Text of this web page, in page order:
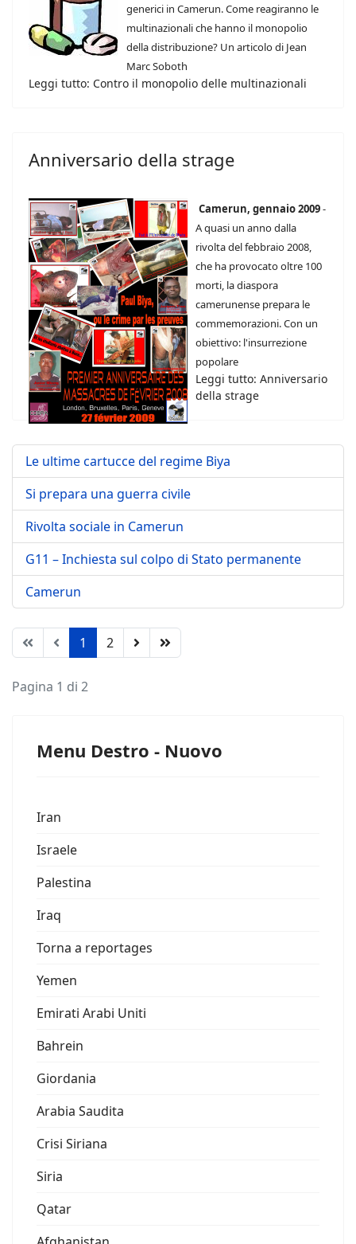
generici in Camerun. Come reagiranno le
multinazionali che hanno il monopolio
della distribuzione? Un articolo di Jean
Marc Soboth
Leggi tutto: Contro il monopolio delle multinazionali
Anniversario della strage
Camerun, gennaio 2009-
A quasi un anno dalla
rivolta del febbraio 2008,
che ha provocato oltre 100
morti, la diaspora
camerunense prepara le
commemorazioni. Con un
obiettivo: l'insurrezione
popolare
Leggi tutto: Anniversario
della strage
Le ultime cartucce del regime Biya
Si prepara una guerra civile
Rivolta sociale in Camerun
G11 – Inchiesta sul colpo di Stato permanente
Camerun
1 2
Pagina 1 di 2
Menu Destro - Nuovo
Iran
Israele
Palestina
Iraq
Torna a reportages
Yemen
Emirati Arabi Uniti
Bahrein
Giordania
Arabia Saudita
Crisi Siriana
Siria
Qatar